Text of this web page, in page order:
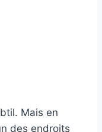
Mais en
des endroits